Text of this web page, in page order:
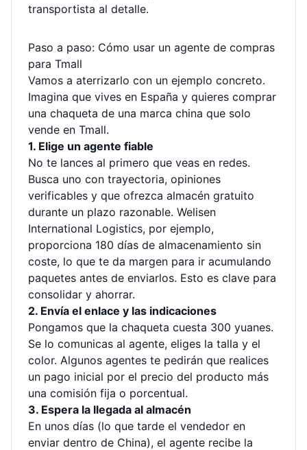
transportista al detalle.
Paso a paso: Cómo usar un agente de compras
para Tmall
Vamos a aterrizarlo con un ejemplo concreto.
Imagina que vives en España y quieres comprar
una chaqueta de una marca china que solo
vende en Tmall.
1. Elige un agente fiable
No te lances al primero que veas en redes.
Busca uno con trayectoria, opiniones
verificables y que ofrezca almacén gratuito
durante un plazo razonable. Welisen
International Logistics, por ejemplo,
proporciona 180 días de almacenamiento sin
coste, lo que te da margen para ir acumulando
paquetes antes de enviarlos. Esto es clave para
consolidar y ahorrar.
2. Envía el enlace y las indicaciones
Pongamos que la chaqueta cuesta 300 yuanes.
Se lo comunicas al agente, eliges la talla y el
color. Algunos agentes te pedirán que realices
un pago inicial por el precio del producto más
una comisión fija o porcentual.
3. Espera la llegada al almacén
En unos días (lo que tarde el vendedor en
enviar dentro de China), el agente recibe la